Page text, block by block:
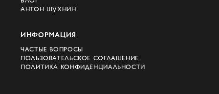
АНТОН ШУХНИН
ИНФОРМАЦИЯ
ЧАСТЫЕ ВОПРОСЫ
ПОЛЬЗОВАТЕЛЬСКОЕ СОГЛАШЕНИЕ
ПОЛИТИКА КОНФИДЕНЦИАЛЬНОСТИ